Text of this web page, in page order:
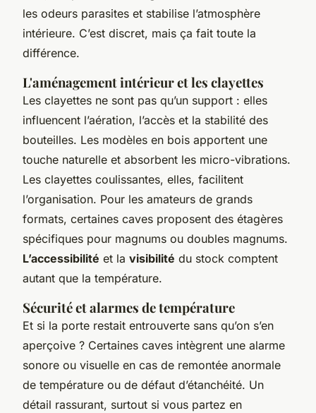
les odeurs parasites et stabilise l’atmosphère
intérieure. C’est discret, mais ça fait toute la
différence.
L'aménagement intérieur et les clayettes
Les clayettes ne sont pas qu’un support : elles
influencent l’aération, l’accès et la stabilité des
bouteilles. Les modèles en bois apportent une
touche naturelle et absorbent les micro-vibrations.
Les clayettes coulissantes, elles, facilitent
l’organisation. Pour les amateurs de grands
formats, certaines caves proposent des étagères
spécifiques pour magnums ou doubles magnums.
L’accessibilité et la visibilité du stock comptent
autant que la température.
Sécurité et alarmes de température
Et si la porte restait entrouverte sans qu’on s’en
aperçoive ? Certaines caves intègrent une alarme
sonore ou visuelle en cas de remontée anormale
de température ou de défaut d’étanchéité. Un
détail rassurant, surtout si vous partez en